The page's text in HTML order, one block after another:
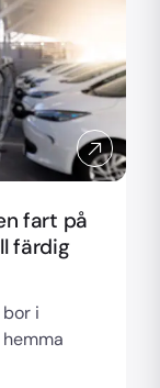
fart på
färdig
i